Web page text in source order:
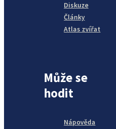
Diskuze
Články
Atlas zvířat
Může se
hodit
Nápověda